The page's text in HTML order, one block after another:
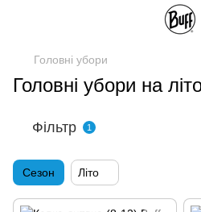
Головні убори
Головні убори на
Фільтр 1
Сезон Літо